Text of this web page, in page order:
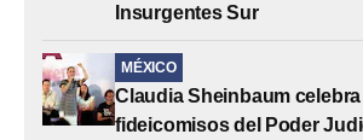
Insurgentes Sur
MÉXICO
Claudia Sheinbaum
fideicomisos del Poder